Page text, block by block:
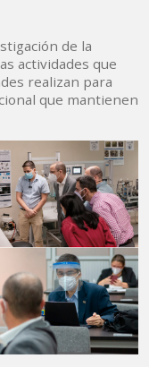
de la
actividades que
realizan para
que mantienen